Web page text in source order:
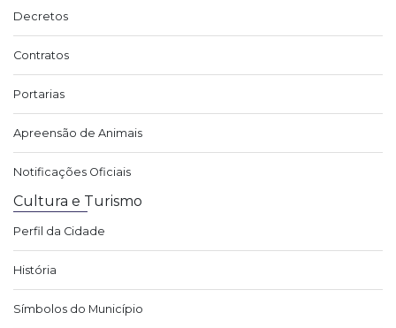
Decretos
Contratos
Portarias
Apreensão de Animais
Notificações Oficiais
Cultura e Turismo
Perfil da Cidade
História
Símbolos do Município